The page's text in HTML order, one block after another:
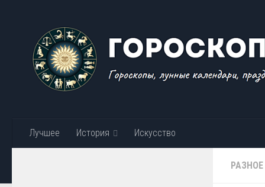
Лучшее История Искусство
РАЗНОЕ